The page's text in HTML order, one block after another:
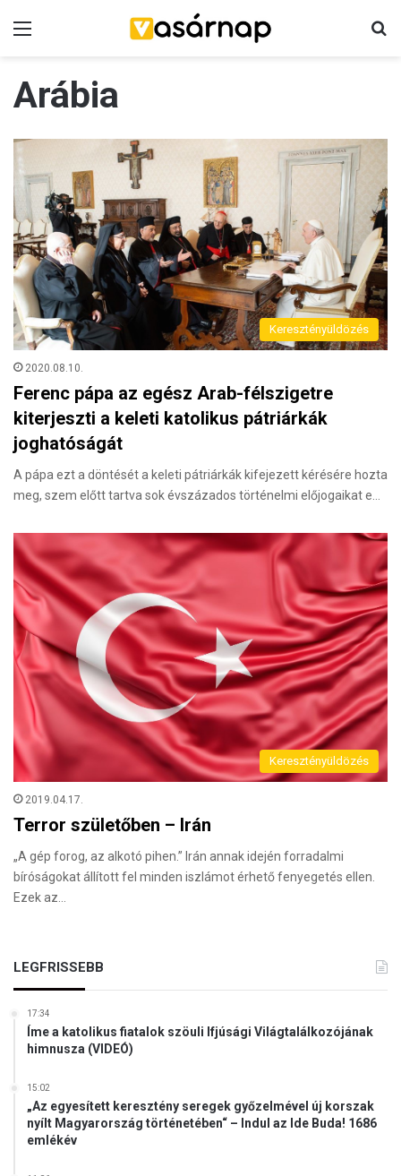
Arábia
Keresztényüldözés
2020.08.10.
Ferenc pápa az egész Arab-félszigetre
kiterjeszti a keleti katolikus pátriárkák
joghatóságát
A pápa ezt a döntését a keleti pátriárkák kifejezett kérésére hozta
meg, szem előtt tartva sok évszázados történelmi előjogaikat e…
Keresztényüldözés
2019.04.17.
Terror születőben – Irán
„A gép forog, az alkotó pihen.” Irán annak idején forradalmi
bíróságokat állított fel minden iszlámot érhető fenyegetés ellen.
Ezek az…
LEGFRISSEBB
17:34
Íme a katolikus fiatalok szöuli Ifjúsági Világtalálkozójának
himnusza (VIDEÓ)
15:02
„Az egyesített keresztény seregek győzelmével új korszak
nyílt Magyarország történetében“ – Indul az Ide Buda! 1686
emlékév